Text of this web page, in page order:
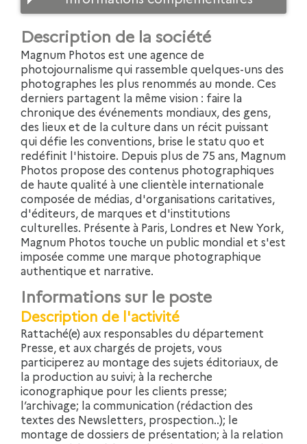
Description de la société
Magnum Photos est une agence de
photojournalisme qui rassemble quelques-uns des
photographes les plus renommés au monde. Ces
derniers partagent la même vision : faire la
chronique des événements mondiaux, des gens,
des lieux et de la culture dans un récit puissant
qui défie les conventions, brise le statu quo et
redéfinit l'histoire. Depuis plus de 75 ans, Magnum
Photos propose des contenus photographiques
de haute qualité à une clientèle internationale
composée de médias, d'organisations caritatives,
d'éditeurs, de marques et d'institutions
culturelles. Présente à Paris, Londres et New York,
Magnum Photos touche un public mondial et s'est
imposée comme une marque photographique
authentique et narrative.
Informations sur le poste
Description de l'activité
Rattaché(e) aux responsables du département
Presse, et aux chargés de projets, vous
participerez au montage des sujets éditoriaux, de
la production au suivi; à la recherche
iconographique pour les clients presse;
l’archivage; la communication (rédaction des
textes des Newsletters, prospection..); le
montage de dossiers de présentation; à la relation